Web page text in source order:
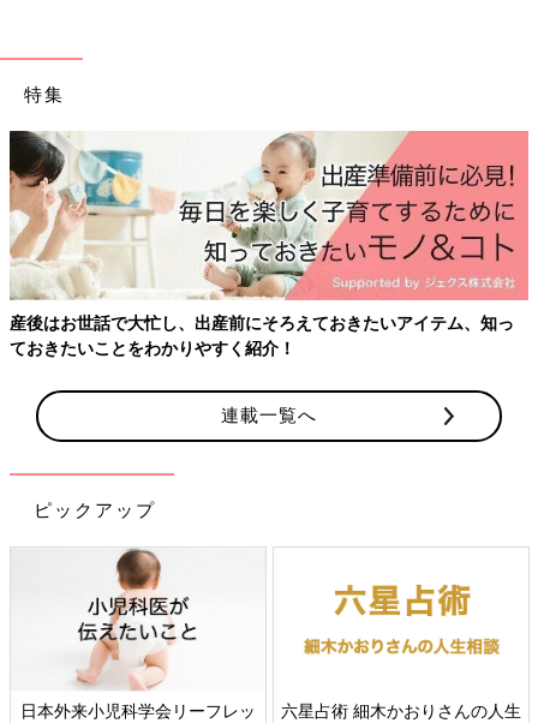
特集
、出産前にそろえておきたいアイテム、知っ
りやすく紹介！
フェムゾーンの不
く不調”セルフケア
連載一覧へ
ピックアップ
学会リーフレッ
六星占術 細木かおりさんの人生
すべての赤ち